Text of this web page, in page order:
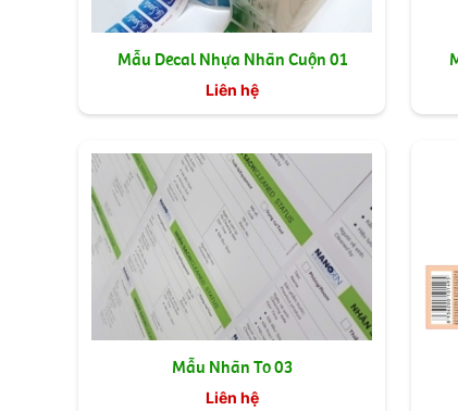
Mẫu Decal Nhựa Nhãn Cuộn 01
Liên hệ
Mẫu Nhãn To 03
Liên hệ